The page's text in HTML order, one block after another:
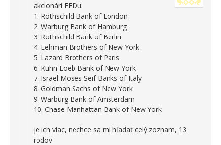
akcionári FEDu:
1. Rothschild Bank of London
2. Warburg Bank of Hamburg
3. Rothschild Bank of Berlin
4. Lehman Brothers of New York
5. Lazard Brothers of Paris
6. Kuhn Loeb Bank of New York
7. Israel Moses Seif Banks of Italy
8. Goldman Sachs of New York
9. Warburg Bank of Amsterdam
10. Chase Manhattan Bank of New York
je ich viac, nechce sa mi hľadať celý zoznam, 13
rodov